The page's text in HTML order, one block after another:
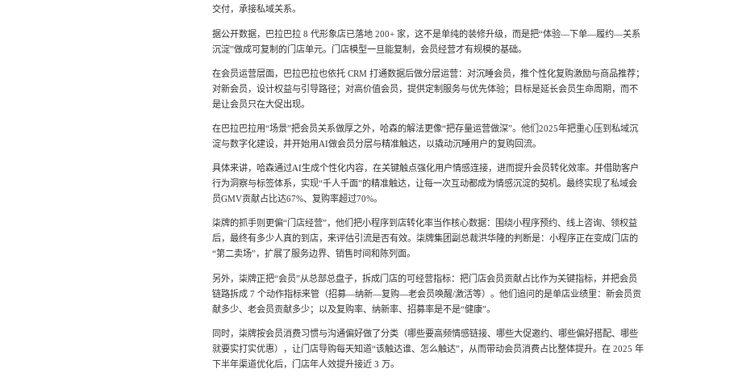
交付，承接私域关系。
据公开数据，巴拉巴拉 8 代形象店已落地 200+ 家，这不是单纯的装修升级，而是把“体验—下单—履约—关系
沉淀”做成可复制的门店单元。门店模型一旦能复制，会员经营才有规模的基础。
在会员运营层面，巴拉巴拉也依托 CRM 打通数据后做分层运营：对沉睡会员，推个性化复购激励与商品推荐；
对新会员，设计权益与引导路径；对高价值会员，提供定制服务与优先体验；目标是延长会员生命周期，而不
是让会员只在大促出现。
在巴拉巴拉用“场景”把会员关系做厚之外，哈森的解法更像“把存量运营做深”。他们2025年把重心压到私域沉
淀与数字化建设，并开始用AI做会员分层与精准触达，以撬动沉睡用户的复购回流。
具体来讲，哈森通过AI生成个性化内容，在关键触点强化用户情感连接，进而提升会员转化效率。并借助客户
行为洞察与标签体系，实现“千人千面”的精准触达，让每一次互动都成为情感沉淀的契机。最终实现了私域会
员GMV贡献占比达67%、复购率超过70%。
柒牌的抓手则更偏“门店经营”，他们把小程序到店转化率当作核心数据：围绕小程序预约、线上咨询、领权益
后，最终有多少人真的到店，来评估引流是否有效。柒牌集团副总裁洪华隆的判断是：小程序正在变成门店的
“第二卖场”，扩展了服务边界、销售时间和陈列面。
另外，柒牌正把“会员”从总部总盘子，拆成门店的可经营指标：把门店会员贡献占比作为关键指标，并把会员
链路拆成 7 个动作指标来管（招募—纳新—复购—老会员唤醒/激活等）。他们追问的是单店业绩里：新会员贡
献多少、老会员贡献多少；以及复购率、纳新率、招募率是不是“健康”。
同时，柒牌按会员消费习惯与沟通偏好做了分类（哪些要高频情感链接、哪些大促邀约、哪些偏好搭配、哪些
就要实打实优惠），让门店导购每天知道“该触达谁、怎么触达”，从而带动会员消费占比整体提升。在 2025 年
下半年渠道优化后，门店年人效提升接近 3 万。